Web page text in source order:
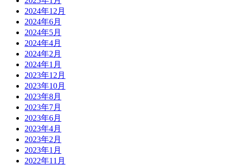
2024年12月
2024年6月
2024年5月
2024年4月
2024年2月
2024年1月
2023年12月
2023年10月
2023年8月
2023年7月
2023年6月
2023年4月
2023年2月
2023年1月
2022年11月